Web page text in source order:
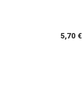
5,70 €